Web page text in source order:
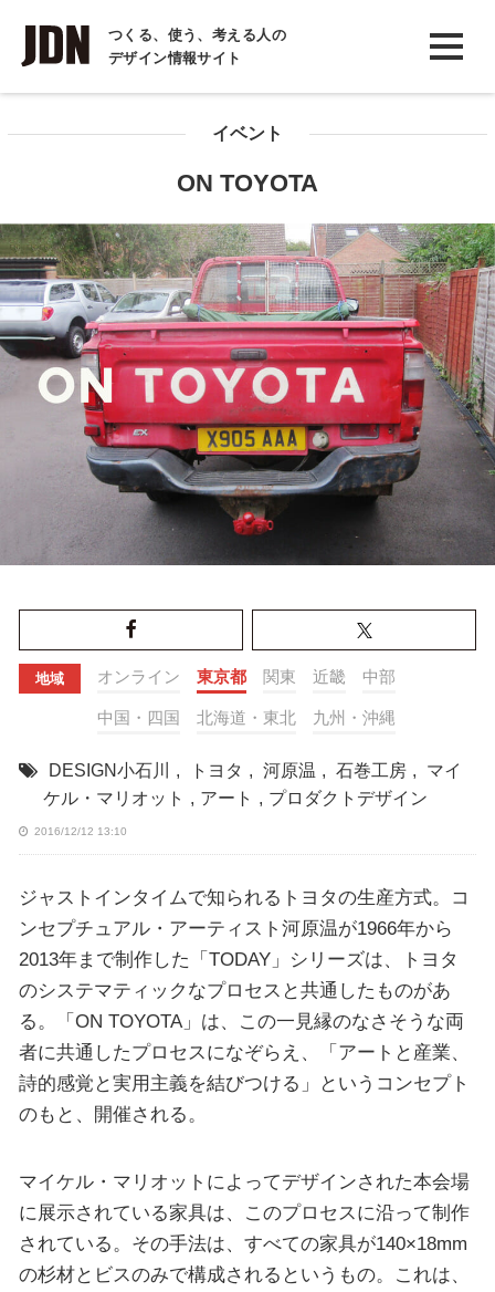
つくる、使う、考える人の
デザイン情報サイト
INTERVIEW
インタビュー
コラム
イベント
ON TOYOTA
地域 オンライン 東京都 関東 近畿 中部
中国・四国 北海道・東北 九州・沖縄
DESIGN小石川 , トヨタ , 河原温 , 石巻工房 ,
マイ
ケル・マリオット , アート , プロダクトデザイン
2016/12/12 13:10
ジャストインタイムで知られるトヨタの生産方式。コ
ンセプチュアル・アーティスト河原温が1966年から
2013年まで制作した「TODAY」シリーズは、トヨタ
のシステマティックなプロセスと共通したものがあ
る。「ON TOYOTA」は、この一見縁のなさそうな両
者に共通したプロセスになぞらえ、「アートと産業、
詩的感覚と実用主義を結びつける」というコンセプト
のもと、開催される。
マイケル・マリオットによってデザインされた本会場
に展示されている家具は、このプロセスに沿って制作
されている。その手法は、すべての家具が140×18mm
の杉材とビスのみで構成されるというもの。これは、